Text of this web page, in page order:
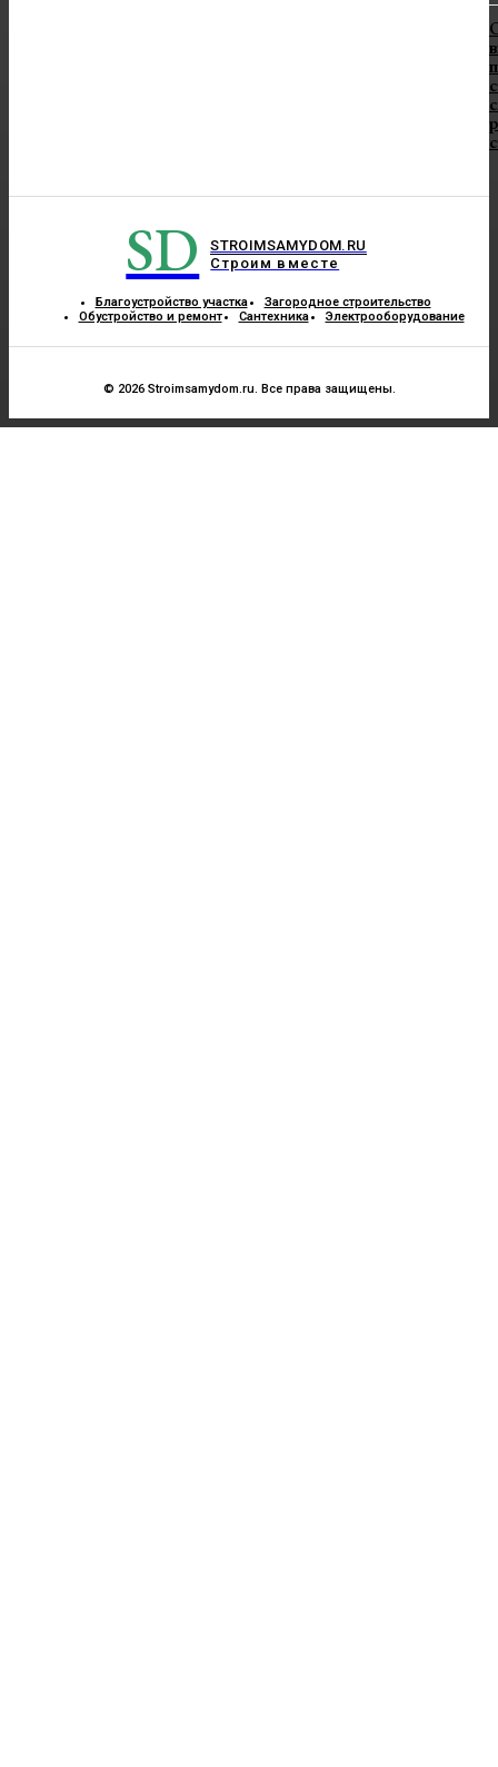
SD
STROIMSAMYDOM.RU
Строим вместе
Благоустройство участка
Загородное строительство
Обустройство и ремонт
Сантехника Электрооборудование
© 2026 Stroimsamydom.ru. Все права защищены.